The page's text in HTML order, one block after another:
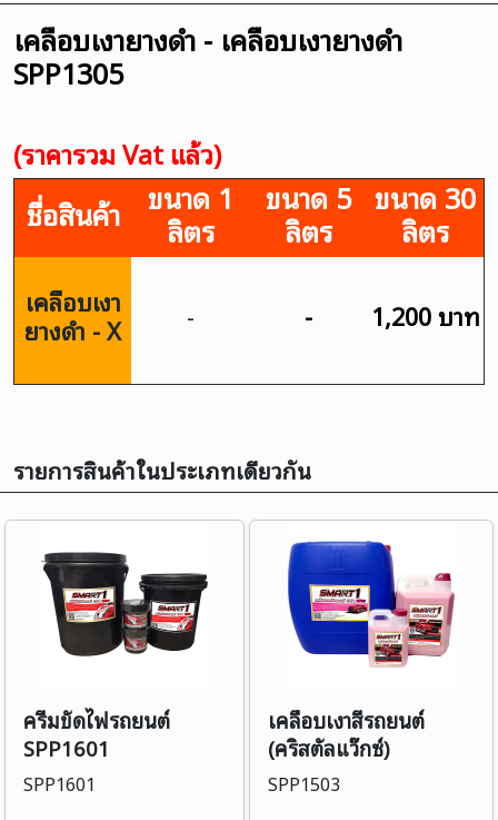
เคลือบเงายางดำ - เคลือบเงายางดำ
SPP1305
(ราคารวม Vat แล้ว)
ชื่อสินค้า ขนาด 1
ลิตร
ขนาด 5
ลิตร
ขนาด 30
ลิตร
เคลือบเงา
ยางดำ - X - - 1,200 บาท
รายการสินค้าในประเภทเดียวกัน
ครีมขัดไฟรถยนต์
SPP1601
SPP1601
เคลือบเงาสีรถยนต์
(คริสตัลแว๊กซ์)
SPP1503
SPP1503